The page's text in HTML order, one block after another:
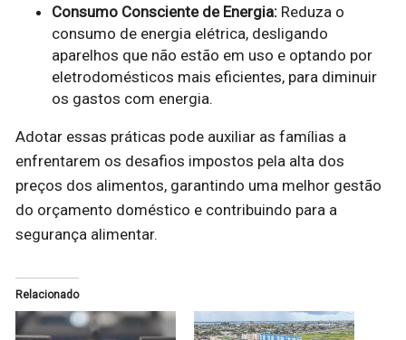
Consumo Consciente de Energia: Reduza o
consumo de energia elétrica, desligando
aparelhos que não estão em uso e optando por
eletrodomésticos mais eficientes, para diminuir
os gastos com energia.
Adotar essas práticas pode auxiliar as famílias a
enfrentarem os desafios impostos pela alta dos
preços dos alimentos, garantindo uma melhor gestão
do orçamento doméstico e contribuindo para a
segurança alimentar.
Relacionado